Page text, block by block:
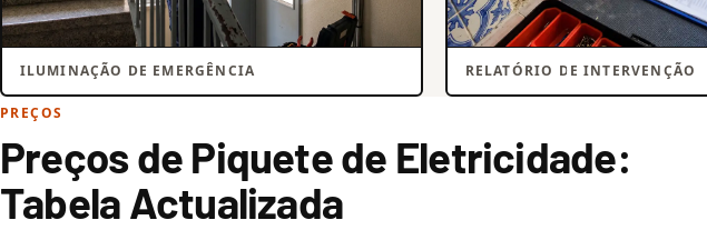
ILUMINAÇÃO DE EMERGÊNCIA RELATÓRIO DE INTERVENÇÃO
PREÇOS
Preços de Piquete de Eletricidade:
Tabela Actualizada